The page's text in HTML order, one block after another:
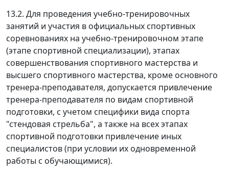
13.2. Для проведения учебно-тренировочных
занятий и участия в официальных спортивных
соревнованиях на учебно-тренировочном этапе
(этапе спортивной специализации), этапах
совершенствования спортивного мастерства и
высшего спортивного мастерства, кроме основного
тренера-преподавателя, допускается привлечение
тренера-преподавателя по видам спортивной
подготовки, с учетом специфики вида спорта
"стендовая стрельба", а также на всех этапах
спортивной подготовки привлечение иных
специалистов (при условии их одновременной
работы с обучающимися).